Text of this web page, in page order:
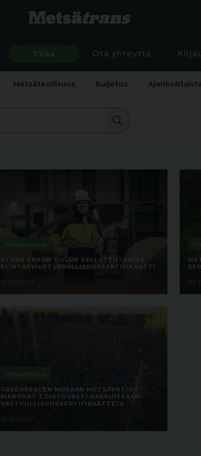
Tilaa Ota yhteyttä
Metsäteollisuus Kuljetus
Metsäteollisuus
STORA ENSON OULUN SELLUTEHTAALLE
ELINTARVIKETURVALLISUUSSERTIFIKAATTI
10.06.2026
Metsäteollisuus
GREENPEACEN MUKAAN METSÄYHTIÖT
RIKKOVAT TOISTUVASTI HAKKUISSAAN
VASTUULLISUUSSERTIFIKAATTEJA
31.10.2024